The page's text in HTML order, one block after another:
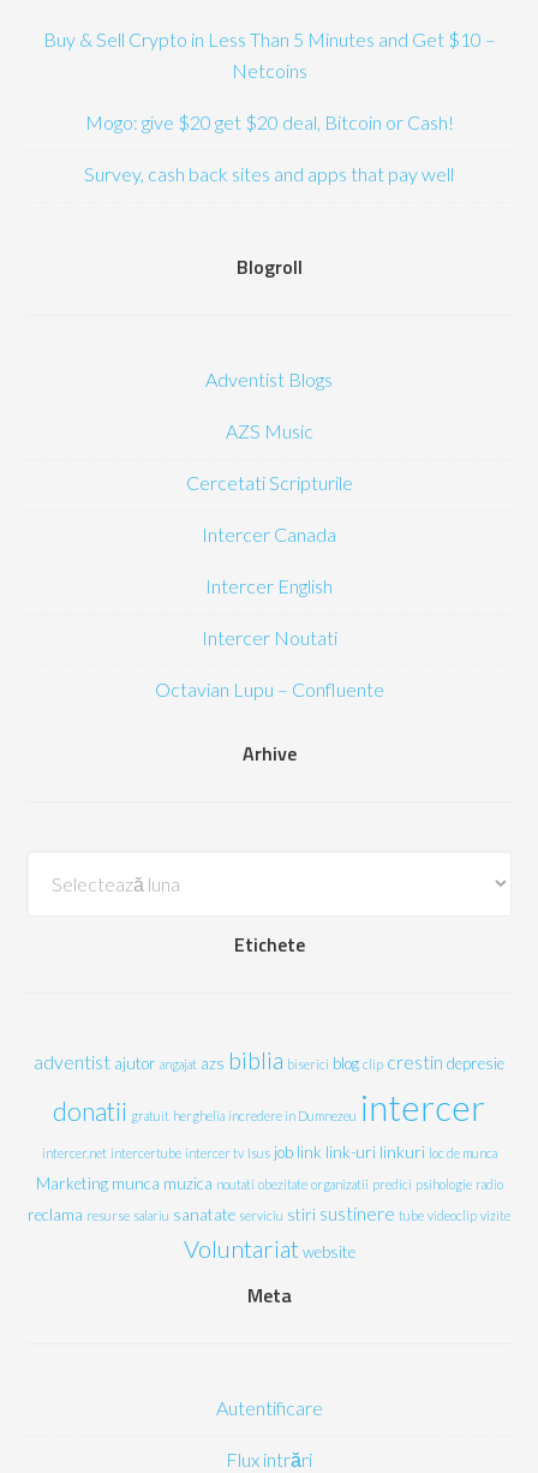
Buy & Sell Crypto in Less Than 5 Minutes and Get $10 –
Netcoins
Mogo: give $20 get $20 deal, Bitcoin or Cash!
Survey, cash back sites and apps that pay well
Blogroll
Adventist Blogs
AZS Music
Cercetati Scripturile
Intercer Canada
Intercer English
Intercer Noutati
Octavian Lupu – Confluente
Arhive
Etichete
adventist ajutor angajat azs biblia biserici blog clip crestin depresie
donatii gratuit herghelia incredere in Dumnezeu intercer
intercer.net intercertube intercer tv Isus job link link-uri linkuri loc de munca
Marketing munca muzica noutati obezitate organizatii predici psihologie radio
reclama resurse salariu sanatate serviciu stiri sustinere tube videoclip vizite
Voluntariat website
Meta
Autentificare
Flux intrări